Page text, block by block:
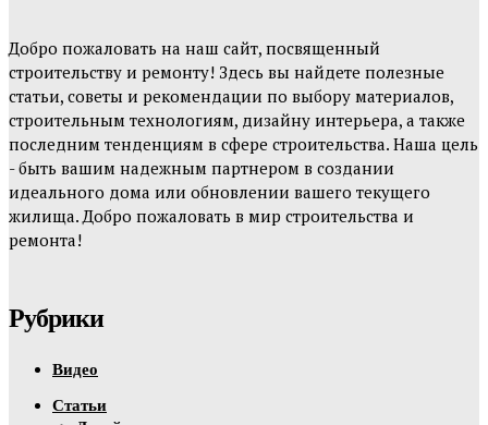
Добро пожаловать на наш сайт, посвященный
строительству и ремонту! Здесь вы найдете полезные
статьи, советы и рекомендации по выбору материалов,
строительным технологиям, дизайну интерьера, а также
последним тенденциям в сфере строительства. Наша цель
- быть вашим надежным партнером в создании
идеального дома или обновлении вашего текущего
жилища. Добро пожаловать в мир строительства и
ремонта!
Рубрики
Видео
Статьи